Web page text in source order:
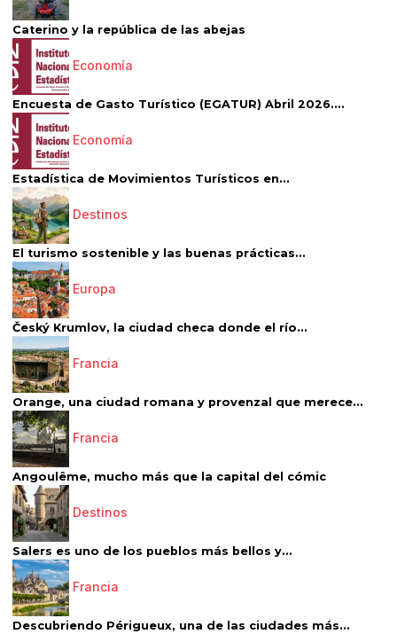
Caterino y la república de las abejas
Economía
Encuesta de Gasto Turístico (EGATUR) Abril 2026....
Economía
Estadística de Movimientos Turísticos en...
Destinos
El turismo sostenible y las buenas prácticas...
Europa
Český Krumlov, la ciudad checa donde el río...
Francia
Orange, una ciudad romana y provenzal que merece...
Francia
Angoulême, mucho más que la capital del cómic
Destinos
Salers es uno de los pueblos más bellos y...
Francia
Descubriendo Périgueux, una de las ciudades más...